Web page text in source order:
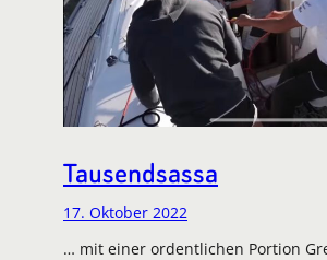
Tausendsassa
17. Oktober 2022
… mit einer ordentlichen Portion